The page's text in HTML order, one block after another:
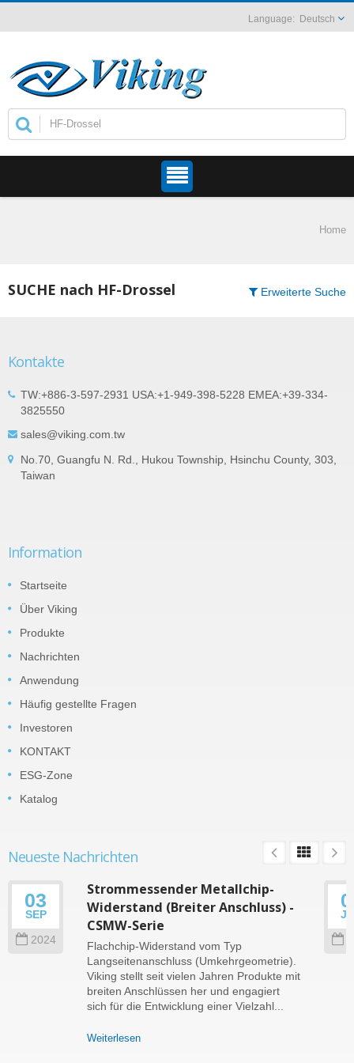
Deutsch
Home
SUCHE nach HF-Drossel Erweiterte Suche
Kontakte
TW:+886-3-597-2931 USA:+1-949-398-5228 EMEA:+39-334-
3825550
sales@viking.com.tw
No.70, Guangfu N. Rd., Hukou Township, Hsinchu County, 303,
Taiwan
Information
Startseite
Über Viking
Produkte
Nachrichten
Anwendung
Häufig gestellte Fragen
Investoren
KONTAKT
ESG-Zone
Katalog
Neueste Nachrichten
03
SEP
2024
Strommessender Metallchip-
Widerstand (Breiter Anschluss) -
CSMW-Serie
Flachchip-Widerstand vom Typ
Langseitenanschluss (Umkehrgeometrie).
Viking stellt seit vielen Jahren Produkte mit
breiten Anschlüssen her und engagiert
sich für die Entwicklung einer Vielzahl...
Weiterlesen